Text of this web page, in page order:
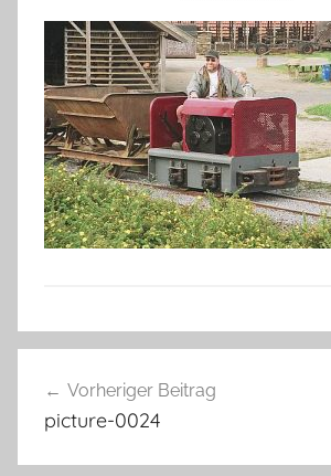
Vorheriger Beitrag
picture-0024